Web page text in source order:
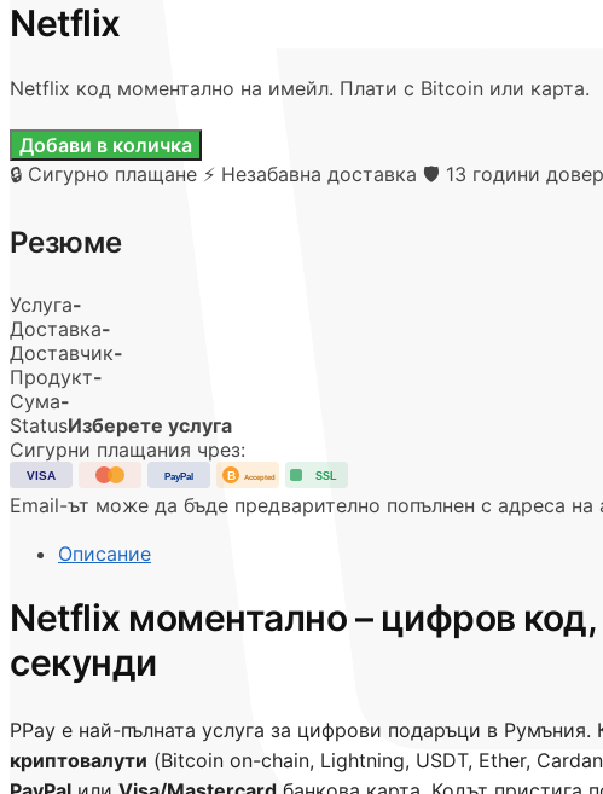
Netflix
Netflix код моментално на имейл. Плати с Bitcoin или карта.
Добави в количка
🔒 Сигурно плащане ⚡ Незабавна доставка 🛡️ 13 години
Резюме
Услуга-
Доставка-
Доставчик-
Продукт-
Сума-
StatusИзберете услуга
Сигурни плащания чрез:
VISA PayPal B Accepted SSL
Email-ът може да бъде предварително попълнен с адреса на
Описание
Netflix моментално – цифров
секунди
PPay е най-пълната услуга за цифрови подаръци в
криптовалути (Bitcoin on-chain, Lightning, USDT, Ether,